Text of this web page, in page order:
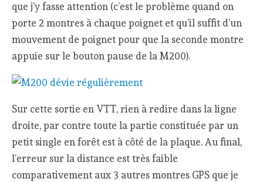
que j’y fasse attention (c’est le problème quand on
porte 2 montres à chaque poignet et qu’il suffit d’un
mouvement de poignet pour que la seconde montre
appuie sur le bouton pause de la M200).
Sur cette sortie en VTT, rien à redire dans la ligne
droite, par contre toute la partie constituée par un
petit single en forêt est à côté de la plaque. Au final,
l’erreur sur la distance est très faible
comparativement aux 3 autres montres GPS que je